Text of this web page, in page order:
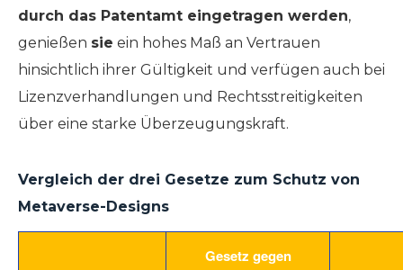
durch das Patentamt eingetragen werden,
genießen sie ein hohes Maß an Vertrauen
hinsichtlich ihrer Gültigkeit und verfügen auch bei
Lizenzverhandlungen und Rechtsstreitigkeiten
über eine starke Überzeugungskraft.
Vergleich der drei Gesetze zum Schutz von
Metaverse-Designs
Gesetz gegen